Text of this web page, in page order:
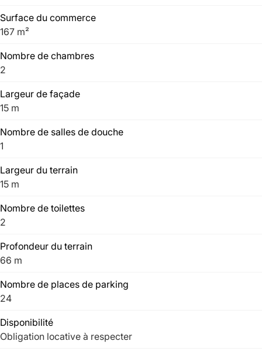
Surface du commerce
167 m²
Nombre de chambres
2
Largeur de façade
15 m
Nombre de salles de douche
1
Largeur du terrain
15 m
Nombre de toilettes
2
Profondeur du terrain
66 m
Nombre de places de parking
24
Disponibilité
Obligation locative à respecter